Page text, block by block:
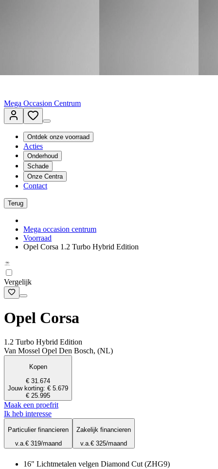
Mega Occasion Centrum
Ontdek onze voorraad
Acties
Onderhoud
Schade
Onze Centra
Contact
Terug
Mega occasion centrum
Voorraad
Opel Corsa 1.2 Turbo Hybrid Edition
Vergelijk
Opel Corsa
1.2 Turbo Hybrid Edition
Van Mossel Opel Den Bosch, (NL)
Kopen
€ 31.674
Jouw korting: € 5.679
€ 25.995
Maak een proefrit
Ik heb interesse
Particulier financieren
v.a.€ 319/maand
Zakelijk financieren
v.a.€ 325/maand
16" Lichtmetalen velgen Diamond Cut (ZHG9)